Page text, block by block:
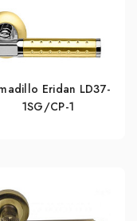
Eridan LD37-
1SG/CP-1